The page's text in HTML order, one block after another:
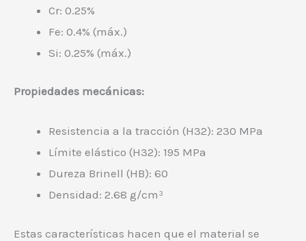
Cr: 0.25%
Fe: 0.4% (máx.)
Si: 0.25% (máx.)
Propiedades mecánicas:
Resistencia a la tracción (H32): 230 MPa
Límite elástico (H32): 195 MPa
Dureza Brinell (HB): 60
Densidad: 2.68 g/cm³
Estas características hacen que el material se